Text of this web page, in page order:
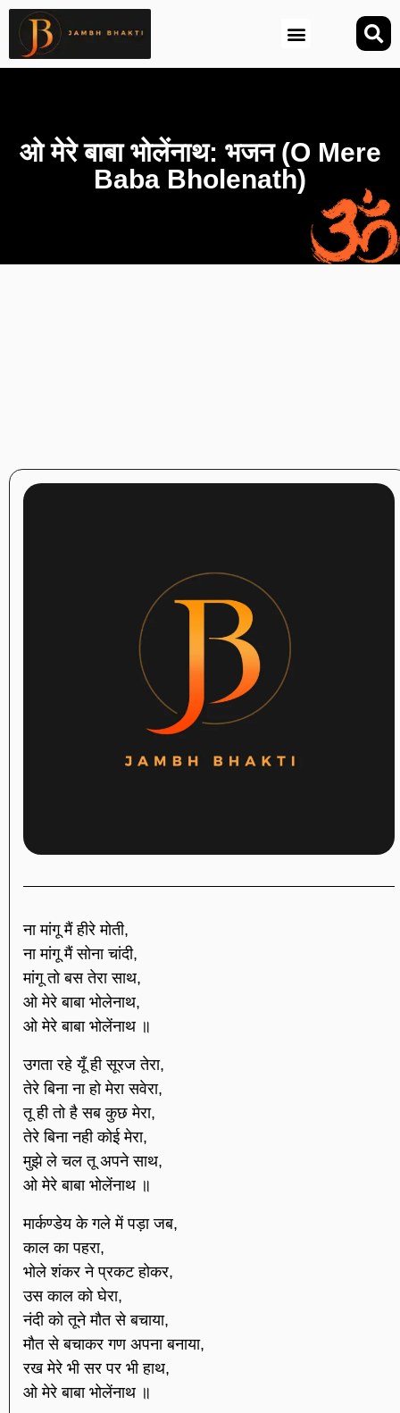
ओ मेरे बाबा भोलेंनाथ: भजन (O Mere
Baba Bholenath)
ना मांगू मैं हीरे मोती,
ना मांगू मैं सोना चांदी,
मांगू तो बस तेरा साथ,
ओ मेरे बाबा भोलेनाथ,
ओ मेरे बाबा भोलेंनाथ ॥
उगता रहे यूँ ही सूरज तेरा,
तेरे बिना ना हो मेरा सवेरा,
तू ही तो है सब कुछ मेरा,
तेरे बिना नही कोई मेरा,
मुझे ले चल तू अपने साथ,
ओ मेरे बाबा भोलेंनाथ ॥
मार्कण्डेय के गले में पड़ा जब,
काल का पहरा,
भोले शंकर ने प्रकट होकर,
उस काल को घेरा,
नंदी को तूने मौत से बचाया,
मौत से बचाकर गण अपना बनाया,
रख मेरे भी सर पर भी हाथ,
ओ मेरे बाबा भोलेंनाथ ॥